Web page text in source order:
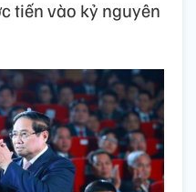
tiến vào kỷ nguyên